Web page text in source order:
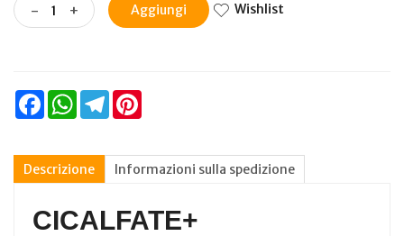
- + Aggiungi Wishlist
FacebookWhatsAppTelegram
Descrizione Informazioni sulla spedizione
CICALFATE+